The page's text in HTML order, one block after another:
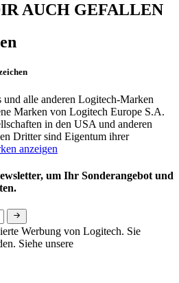
AUCH GEFALLEN
alle anderen Logitech-Marken
Marken von Logitech Europe S.A.
in den USA und anderen
Dritter sind Eigentum ihrer
anzeigen
um Ihr Sonderangebot und
Werbung von Logitech. Sie
Siehe unsere